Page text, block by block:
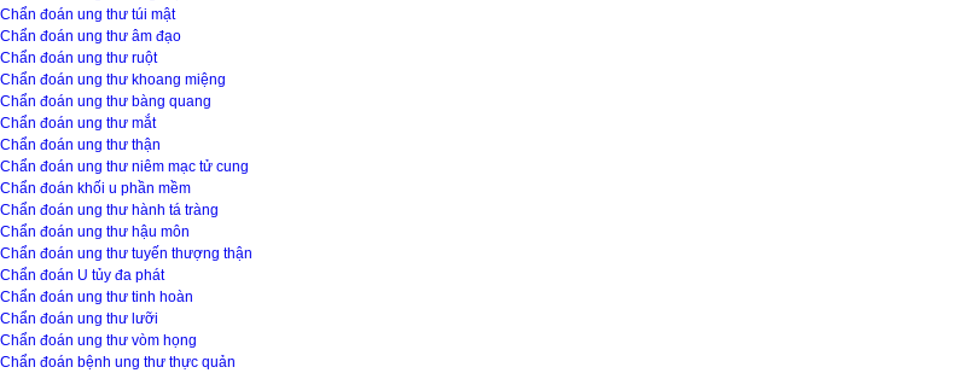
Chẩn đoán ung thư túi mật
Chẩn đoán ung thư âm đạo
Chẩn đoán ung thư ruột
Chẩn đoán ung thư khoang miệng
Chẩn đoán ung thư bàng quang
Chẩn đoán ung thư mắt
Chẩn đoán ung thư thận
Chẩn đoán ung thư niêm mạc tử cung
Chẩn đoán khối u phần mềm
Chẩn đoán ung thư hành tá tràng
Chẩn đoán ung thư hậu môn
Chẩn đoán ung thư tuyến thượng thận
Chẩn đoán U tủy đa phát
Chẩn đoán ung thư tinh hoàn
Chẩn đoán ung thư lưỡi
Chẩn đoán ung thư vòm họng
Chẩn đoán bệnh ung thư thực quản